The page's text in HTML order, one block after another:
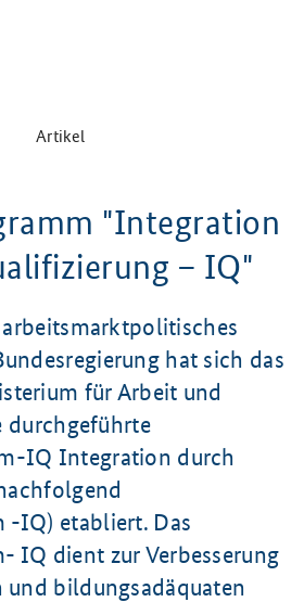
Artikel
"Integration
– IQ"
hat sich das
für Arbeit und
durchgeführte
IQ Integration durch
-IQ) etabliert. Das
IQ dient zur Verbesserung
bildungsadäquaten